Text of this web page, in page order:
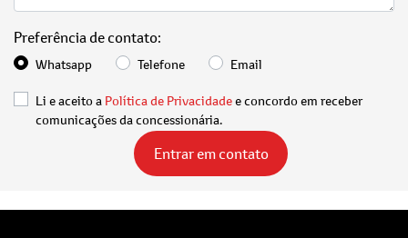
Preferência de contato:
Whatsapp Telefone Email
Li e aceito a Política de Privacidadee concordo em receber
comunicações da concessionária.
Entrar em contato